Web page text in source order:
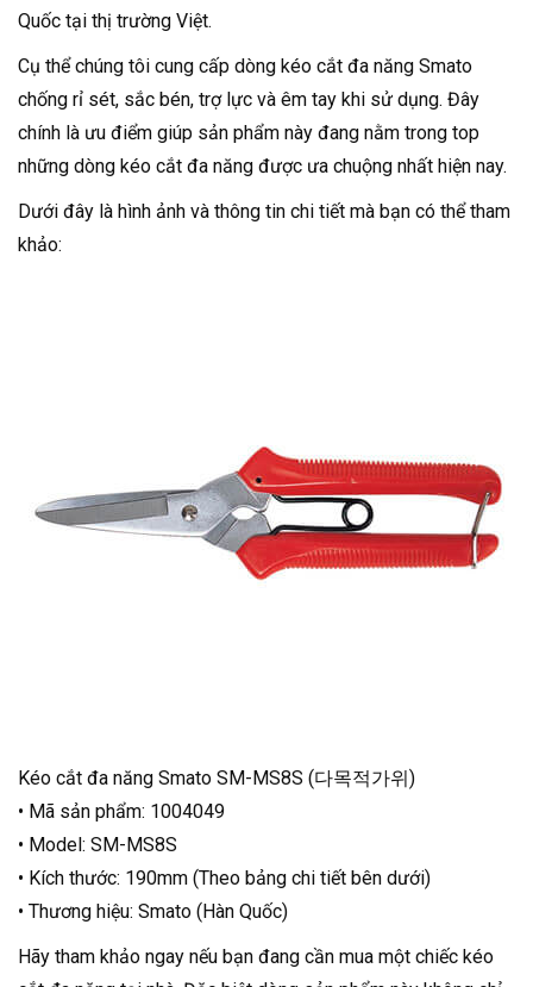
Quốc tại thị trường Việt.
Cụ thể chúng tôi cung cấp dòng kéo cắt đa năng Smato
chống rỉ sét, sắc bén, trợ lực và êm tay khi sử dụng. Đây
chính là ưu điểm giúp sản phẩm này đang nằm trong top
những dòng kéo cắt đa năng được ưa chuộng nhất hiện nay.
Dưới đây là hình ảnh và thông tin chi tiết mà bạn có thể tham
khảo:
Kéo cắt đa năng Smato SM-MS8S (다목적가위)
• Mã sản phẩm: 1004049
• Model: SM-MS8S
• Kích thước: 190mm (Theo bảng chi tiết bên dưới)
• Thương hiệu: Smato (Hàn Quốc)
Hãy tham khảo ngay nếu bạn đang cần mua một chiếc kéo